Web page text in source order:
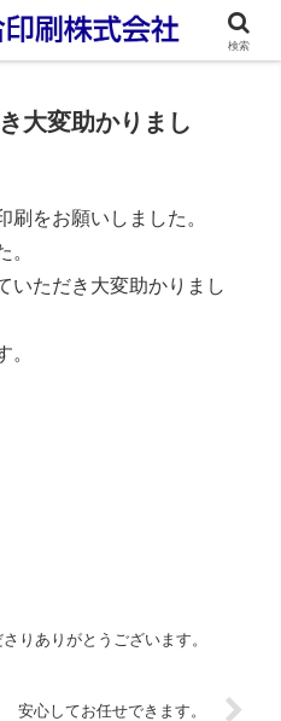
オンデマンド印刷
大変助かりまし
刷をお願いしました。
。
いただき大変助かりまし
。
りありがとうございます。
安心してお任せできます。
検索